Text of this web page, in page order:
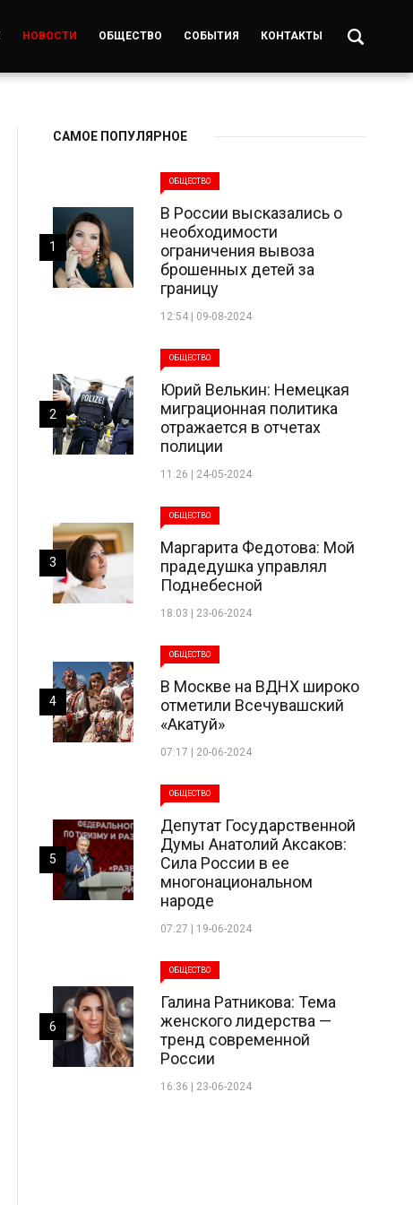
НОВОСТИ ОБЩЕСТВО СОБЫТИЯ КОНТАКТЫ
САМОЕ ПОПУЛЯРНОЕ
ОБЩЕСТВО
В России высказались о
необходимости
ограничения вывоза
брошенных детей за
границу
12:54 | 09-08-2024
1
ОБЩЕСТВО
Юрий Велькин: Немецкая
миграционная политика
отражается в отчетах
полиции
11:26 | 24-05-2024
2
ОБЩЕСТВО
Маргарита Федотова: Мой
прадедушка управлял
Поднебесной
18:03 | 23-06-2024
3
ОБЩЕСТВО
В Москве на ВДНХ широко
отметили Всечувашский
«Акатуй»
07:17 | 20-06-2024
4
ОБЩЕСТВО
Депутат Государственной
Думы Анатолий Аксаков:
Сила России в ее
многонациональном
народе
07:27 | 19-06-2024
5
ОБЩЕСТВО
Галина Ратникова: Тема
женского лидерства —
тренд современной
России
16:36 | 23-06-2024
6